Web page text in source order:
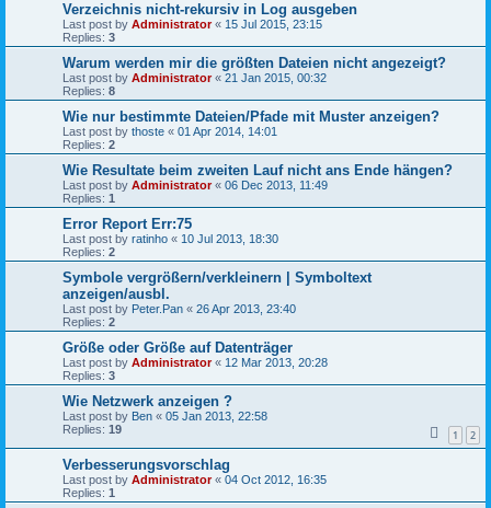
Verzeichnis nicht-rekursiv in Log ausgeben
Last post by Administrator« 15 Jul 2015, 23:15
Replies: 3
Warum werden mir die größten Dateien nicht angezeigt?
Last post by Administrator« 21 Jan 2015, 00:32
Replies: 8
Wie nur bestimmte Dateien/Pfade mit Muster anzeigen?
Last post by thoste « 01 Apr 2014, 14:01
Replies: 2
Wie Resultate beim zweiten Lauf nicht ans Ende hängen?
Last post by Administrator« 06 Dec 2013, 11:49
Replies: 1
Error Report Err:75
Last post by ratinho « 10 Jul 2013, 18:30
Replies: 2
Symbole vergrößern/verkleinern | Symboltext
anzeigen/ausbl.
Last post by Peter.Pan « 26 Apr 2013, 23:40
Replies: 2
Größe oder Größe auf Datenträger
Last post by Administrator« 12 Mar 2013, 20:28
Replies: 3
Wie Netzwerk anzeigen ?
Last post by Ben « 05 Jan 2013, 22:58
Replies: 19 1 2
Verbesserungsvorschlag
Last post by Administrator« 04 Oct 2012, 16:35
Replies: 1